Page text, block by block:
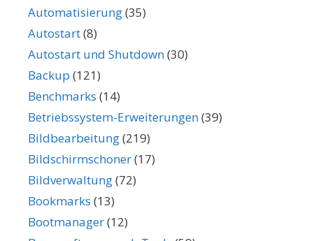
Automatisierung(35)
Autostart(8)
Autostart und Shutdown(30)
Backup (121)
Benchmarks (14)
Betriebssystem-Erweiterungen(39)
Bildbearbeitung(219)
Bildschirmschoner(17)
Bildverwaltung(72)
Bookmarks (13)
Bootmanager(12)